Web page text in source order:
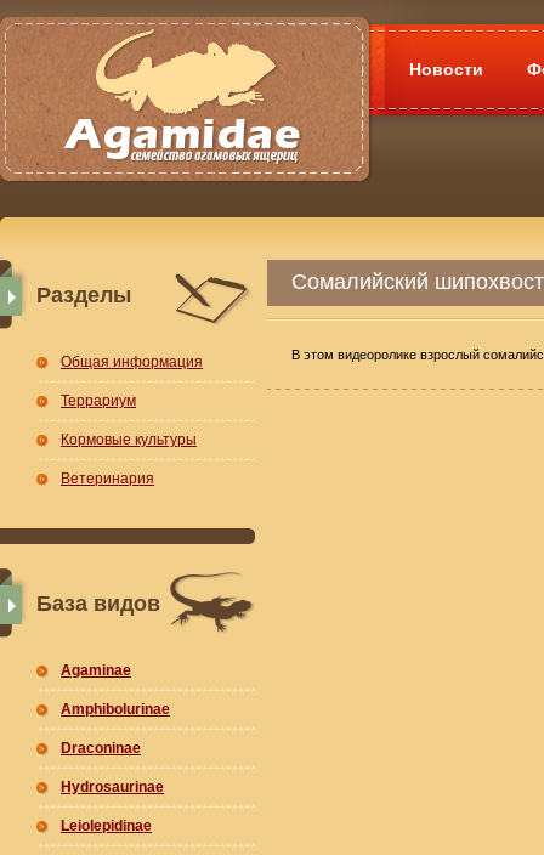
Новости
Разделы
Общая информация
Террариум
Кормовые культуры
Ветеринария
База видов
Agaminae
Amphibolurinae
Draconinae
Hydrosaurinae
Leiolepidinae
Сомалийский
В этом видеоролике взрослый